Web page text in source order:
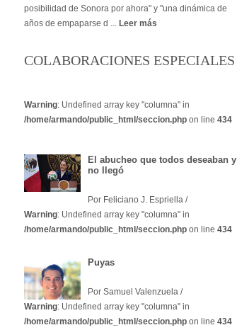
posibilidad de Sonora por ahora" y "una dinámica de
años de empaparse d ... Leer más
COLABORACIONES ESPECIALES
Warning: Undefined array key "columna" in
/home/armando/public_html/seccion.php on line 434
El abucheo que todos deseaban y
no llegó
Por Feliciano J. Espriella /
Warning: Undefined array key "columna" in
/home/armando/public_html/seccion.php on line 434
Puyas
Por Samuel Valenzuela /
Warning: Undefined array key "columna" in
/home/armando/public_html/seccion.php on line 434